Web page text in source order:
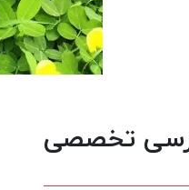
تخصصی